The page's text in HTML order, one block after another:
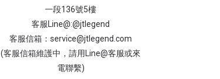
一段136號5樓
客服Line@:@jtlegend
客服信箱：service@jtlegend.com
(客服信箱維護中，請用Line@客服或來
電聯繫)